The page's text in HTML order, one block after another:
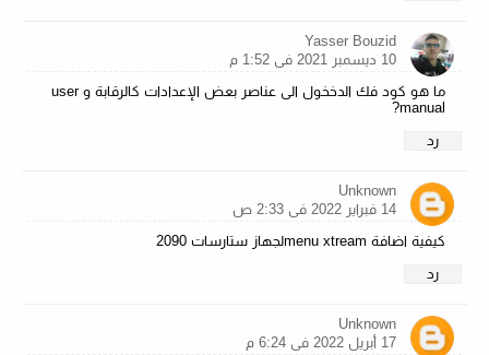
Yasser Bouzid
10 ديسمبر 2021 في 1:52 م
ما هو كود فك الدخخول الى عناصر بعض الإعدادات كالرقابة و user
manual?
رد
Unknown
14 فبراير 2022 في 2:33 ص
كيفية اضافة menu xtreamلجهاز ستارسات 2090
رد
Unknown
17 أبريل 2022 في 6:24 م